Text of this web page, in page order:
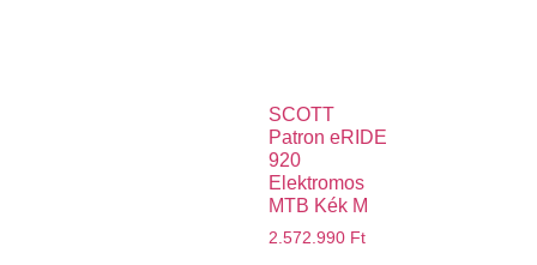
SCOTT
Patron eRIDE
920
Elektromos
MTB Kék M
2.572.990 Ft